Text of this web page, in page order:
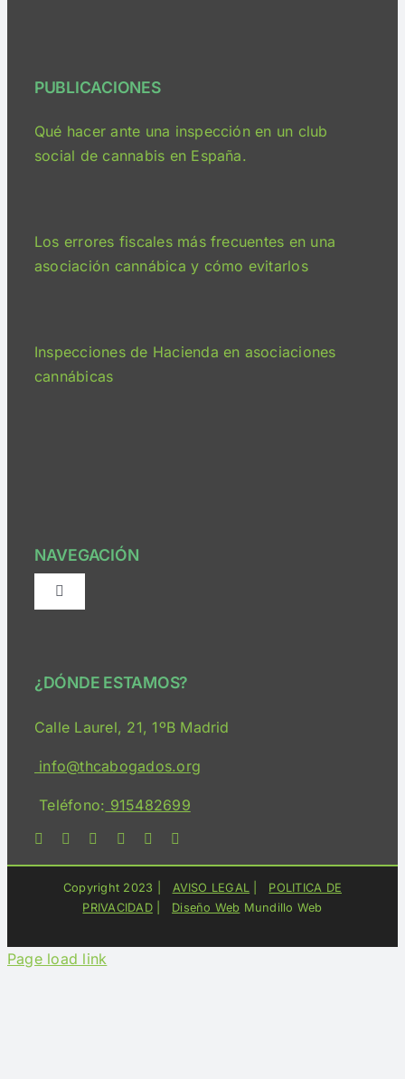
PUBLICACIONES
Qué hacer ante una inspección en un club
social de cannabis en España.
Los errores fiscales más frecuentes en una
asociación cannábica y cómo evitarlos
Inspecciones de Hacienda en asociaciones
cannábicas
NAVEGACIÓN
Alternar
Servicios
Bloguimary
¿DÓNDE ESTAMOS?
Calle Laurel, 21, 1ºB Madrid
info@thcabogados.org
Teléfono: 915482699
Copyright 2023 | AVISO LEGAL
POLITICA DE
PRIVACIDAD| Diseño Web Mundillo Web
Page load link